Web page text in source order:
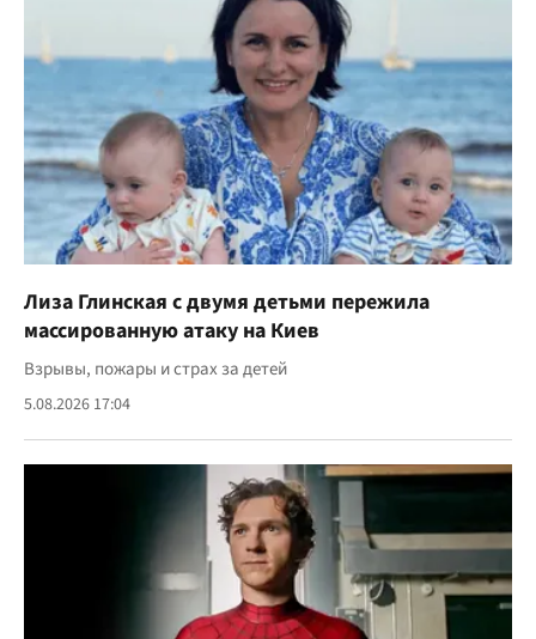
Лиза Глинская с двумя детьми пережила
массированную атаку на Киев
Взрывы, пожары и страх за детей
5.08.2026 17:04